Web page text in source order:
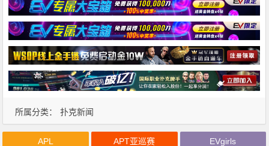
所属分类： 扑克新闻
APL APT亚巡赛 EVgirls